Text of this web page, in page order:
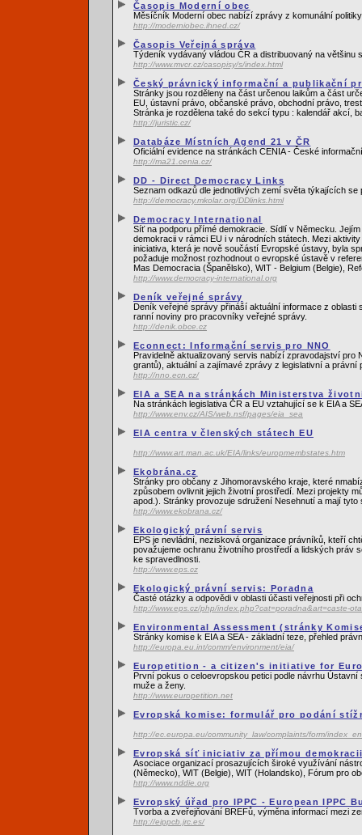
Časopis Moderní obec
Měsíčník Moderní obec nabízí zprávy z komunální
http://moderniobec.ihned.cz/
Časopis Veřejná správa
Týdeník vydávaný vládou ČR a distribuovaný na
http://www.mvcr.cz/casopisy/s/index.html
Český právnický informační a publikační
Stránky jsou rozděleny na část určenou laikům a část
EU, ústavní právo, občanské právo, obchodní právo,
Stránka je rozdělena také do sekcí typu : kalendář akcí,
http://juristic.cz/
Databáze Místních Agend 21 v ČR
Oficiální evidence na stránkách CENIA - České
http://ma21.cenia.cz/
DD - Direct Democracy Links
Seznam odkazů dle jednotlivých zemí světa týkajících se
http://democracy.mkolar.org/DDlinks.html
Democracy International
Síť na podporu přímé demokracie. Sídlí v Německu.
demokracii v rámci EU i v národních státech. Mezi
iniciativa, která je nově součástí Evropské ústavy, byla
požaduje možnost rozhodnout o evropské ústavě v
Mas Democracia (Španělsko), WIT - Belgium (Belgie),
http://www.democracy-international.org
Deník veřejné správy
Deník veřejné správy přináší aktuální informace z
ranní noviny pro pracovníky veřejné správy.
http://denik.obce.cz
Econnect: Informační servis pro NNO
Pravidelně aktualizovaný servis nabízí zpravodajství pro
grantů), aktuální a zajímavé zprávy z legislativní a
http://nno.ecn.cz/
EIA a SEA na stránkách Ministerstva
Na stránkách legislativa ČR a EU vztahující se k EIA a
http://www.env.cz/AIS/web.nsf/pages/eia_sea
EIA centra v členských státech EU
http://www.art.man.ac.uk/EIA/links/europmembstates.htm
Ekobrána.cz
Stránky pro občany z Jihomoravského kraje, které
způsobem ovlivnit jejich životní prostředí. Mezi projekty
apod.). Stránky provozuje sdružení Nesehnutí a mají
http://www.ekobrana.cz/
Ekologický právní servis
EPS je nevládní, nezisková organizace právníků, kteří
považujeme ochranu životního prostředí a lidských práv
ke spravedlnosti.
http://www.eps.cz
Ekologický právní servis: Poradna
Časté otázky a odpovědi v oblasti účasti veřejnosti při
http://www.eps.cz/php/index.php?cat=poradna&art=caste-
Environmental Assessment (stránky
Stránky komise k EIA a SEA - základní teze, přehled
http://europa.eu.int/comm/environment/eia/
Europetition - a citizen's initiative for
První pokus o celoevropskou petici podle návrhu
muže a ženy.
http://www.europetition.net
Evropská komise: formulář pro podání
http://ec.europa.eu/community_law/complaints/form/
Evropská síť iniciativ za přímou
Asociace organizací prosazujících široké využívání
(Německo), WIT (Belgie), WIT (Holandsko), Fórum pro
http://www.nddie.org
Evropský úřad pro IPPC - European IPPC
Tvorba a zveřejňování BREFů, výměna informací mezi
http://eippcb.jrc.es/